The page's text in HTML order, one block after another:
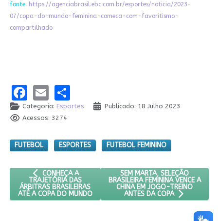
fonte: https://agenciabrasil.ebc.com.br/esportes/noticia/2023-
07/copa-do-mundo-feminina-comeca-com-favoritismo-
compartilhado
Facebook
EmailShare
Categoria: Esportes
Publicado: 18 Julho 2023
Acessos: 3274
FUTEBOL ESPORTES FUTEBOL FEMININO
ARTIGO ANTERIOR: CONHEÇA A TRAJETÓRIA DAS
CONHEÇA A
TRAJETÓRIA DAS
ÁRBITRAS BRASILEIRAS
ATÉ A COPA DO MUNDO
PRÓXIMO ARTIGO: SEM
SEM MARTA, SELEÇÃO
BRASILEIRA FEMININA VENCE A
CHINA EM JOGO-TREINO
ANTES DA COPA